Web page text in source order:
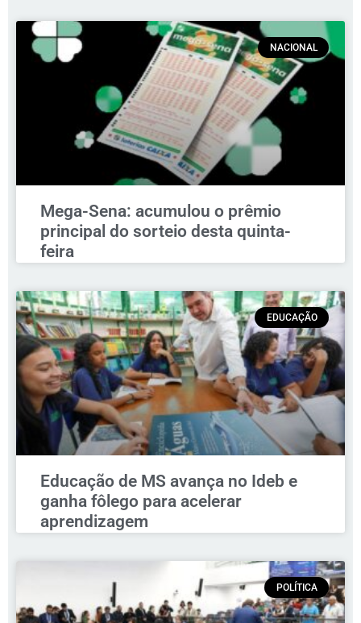
NACIONAL
Mega-Sena: acumulou o prêmio
principal do sorteio desta quinta-
feira
EDUCAÇÃO
Educação de MS avança no Ideb e
ganha fôlego para acelerar
aprendizagem
POLÍTICA